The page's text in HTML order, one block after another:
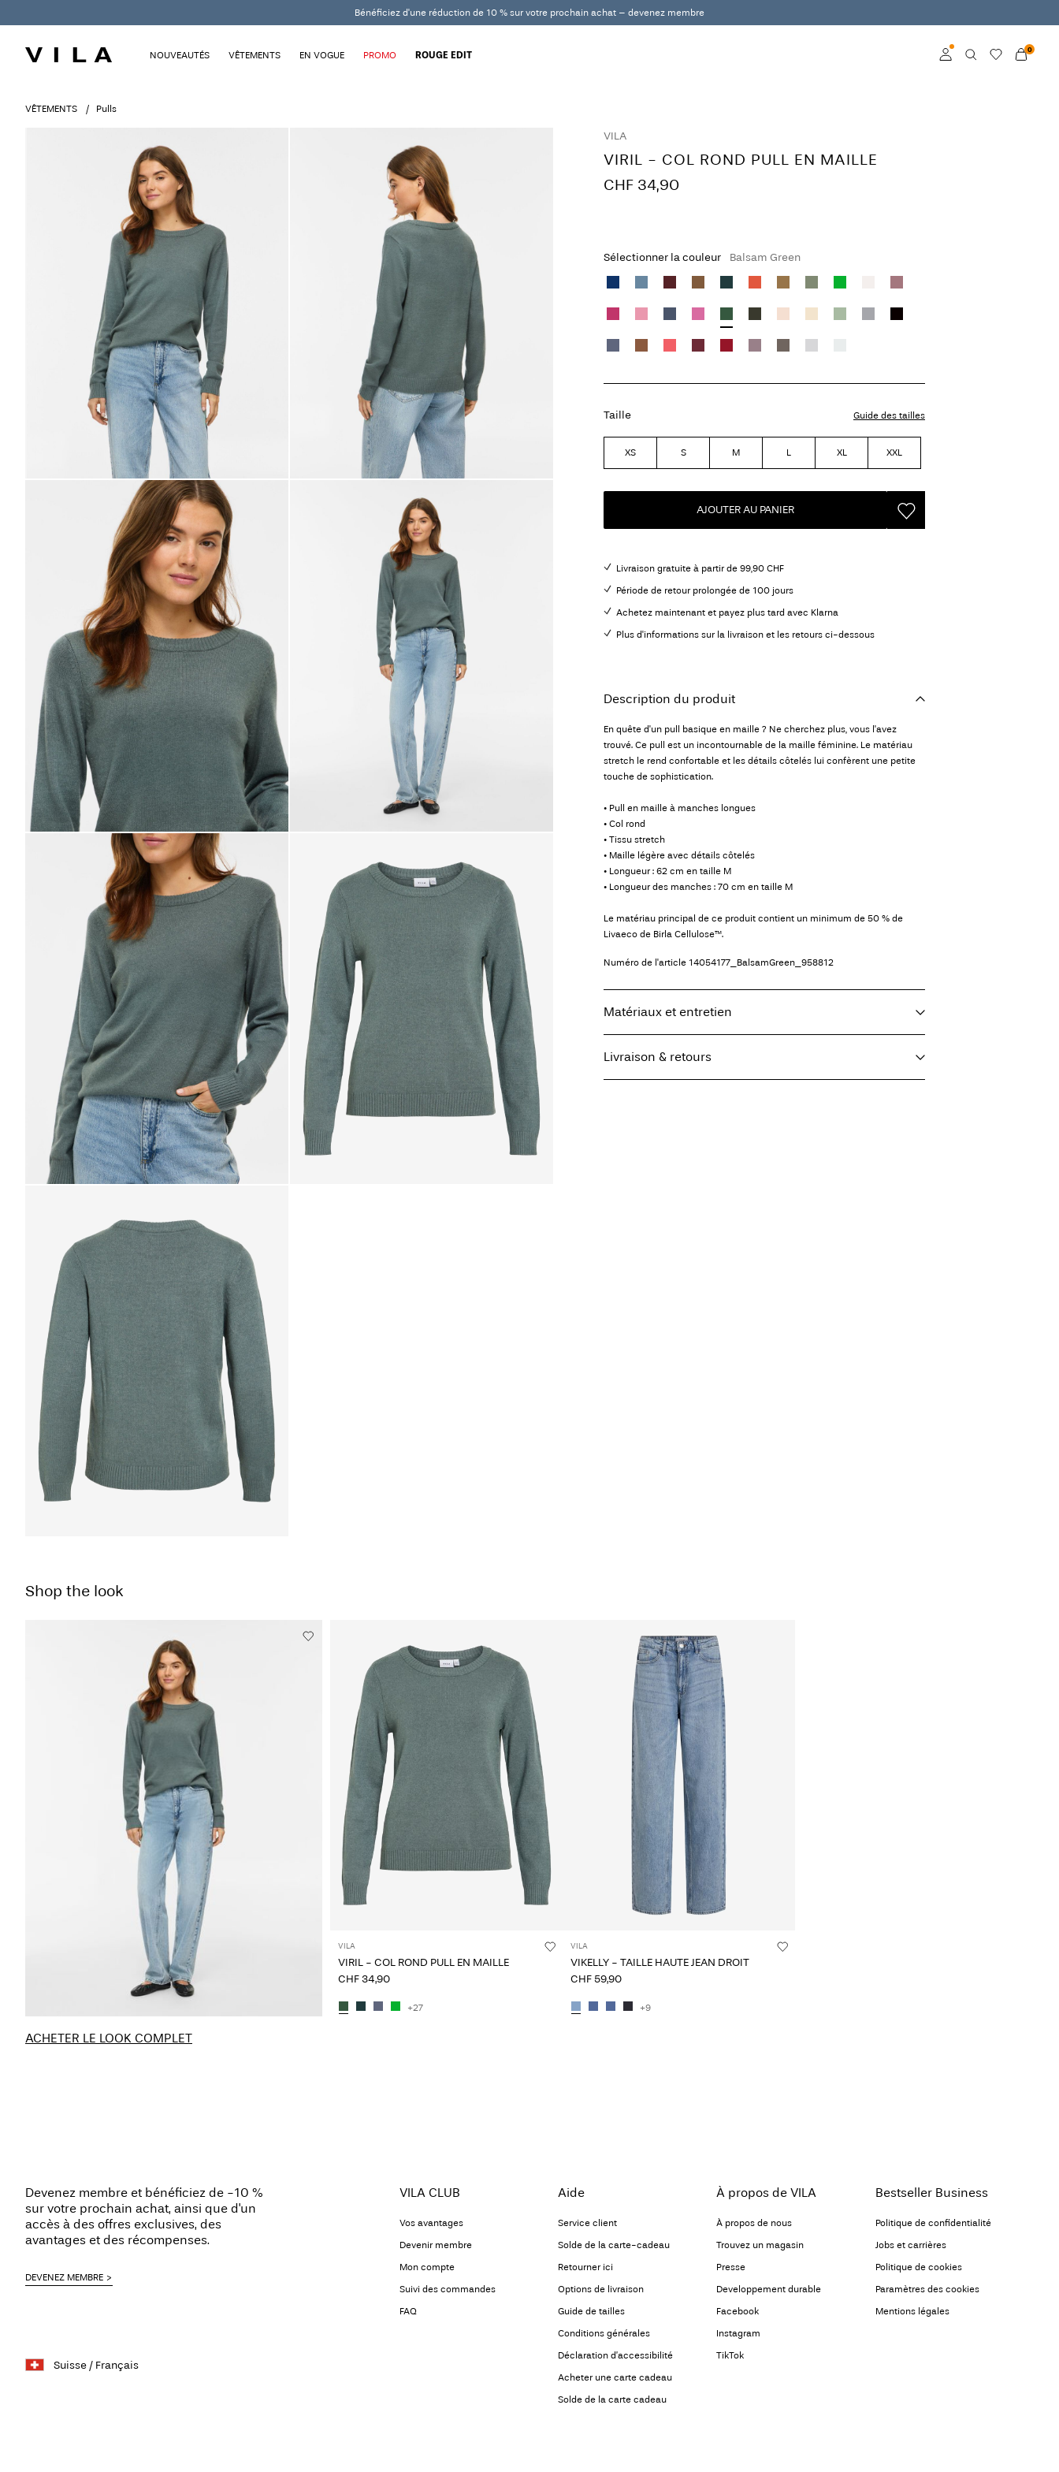
Bénéficiez d'une réduction de 10 % sur votre prochain achat – devenez membre
0
NOUVEAUTÉS VÊTEMENTS EN VOGUE PROMO ROUGE EDIT
VÊTEMENTS Pulls
VILA
VIRIL - COL ROND PULL EN MAILLE
CHF 34,90
Sélectionner la couleur Balsam Green
Taille Guide des tailles
XS S M L XL XXL
AJOUTER AU PANIER
Livraison gratuite à partir de 99,90 CHF
Période de retour prolongée de 100 jours
Achetez maintenant et payez plus tard avec Klarna
Plus d'informations sur la livraison et les retours ci-dessous
Description du produit
En quête d'un pull basique en maille ? Ne cherchez plus, vous l'avez
trouvé. Ce pull est un incontournable de la maille féminine. Le matériau
stretch le rend confortable et les détails côtelés lui confèrent une petite
touche de sophistication.
• Pull en maille à manches longues
• Col rond
• Tissu stretch
• Maille légère avec détails côtelés
• Longueur : 62 cm en taille M
• Longueur des manches : 70 cm en taille M
Le matériau principal de ce produit contient un minimum de 50 % de
Livaeco de Birla Cellulose™.
Numéro de l'article 14054177_BalsamGreen_958812
Matériaux et entretien
Livraison & retours
Shop the look
ACHETER LE LOOK COMPLET
VILA
VIRIL - COL ROND PULL EN MAILLE
CHF 34,90
+27
VILA
VIKELLY - TAILLE HAUTE JEAN DROIT
CHF 59,90
+9
Devenez membre et bénéficiez de -10 %
sur votre prochain achat, ainsi que d'un
accès à des offres exclusives, des
avantages et des récompenses.
DEVENEZ MEMBRE
VILA CLUB
Vos avantages
Devenir membre
Mon compte
Suivi des commandes
FAQ
Aide
Service client
Solde de la carte-cadeau
Retourner ici
Options de livraison
Guide de tailles
Conditions générales
Déclaration d’accessibilité
Acheter une carte cadeau
Solde de la carte cadeau
À propos de VILA
À propos de nous
Trouvez un magasin
Presse
Developpement durable
Facebook
Instagram
TikTok
Bestseller Business
Politique de confidentialité
Jobs et carrières
Politique de cookies
Paramètres des cookies
Mentions légales
Suisse / Français